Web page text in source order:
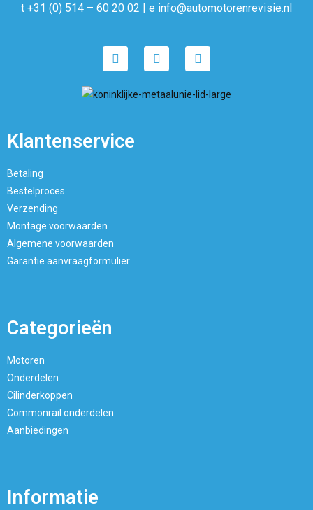
t +31 (0) 514 – 60 20 02 | e info@automotorenrevisie.nl
Klantenservice
Betaling
Bestelproces
Verzending
Montage voorwaarden
Algemene voorwaarden
Garantie aanvraagformulier
Categorieën
Motoren
Onderdelen
Cilinderkoppen
Commonrail onderdelen
Aanbiedingen
Informatie